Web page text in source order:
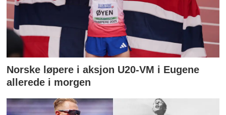
Norske løpere i aksjon U20-VM i Eugene
allerede i morgen